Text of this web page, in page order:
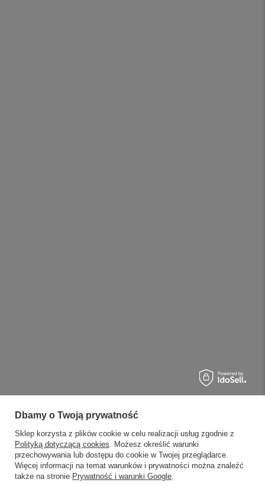
Dbamy o Twoją prywatność
Sklep korzysta z plików cookie w celu realizacji usług zgodnie z
Polityką dotyczącą cookies. Możesz określić warunki
przechowywania lub dostępu do cookie w Twojej przeglądarce.
Więcej informacji na temat warunków i prywatności można znaleźć
także na stronie Prywatność i warunki Google.